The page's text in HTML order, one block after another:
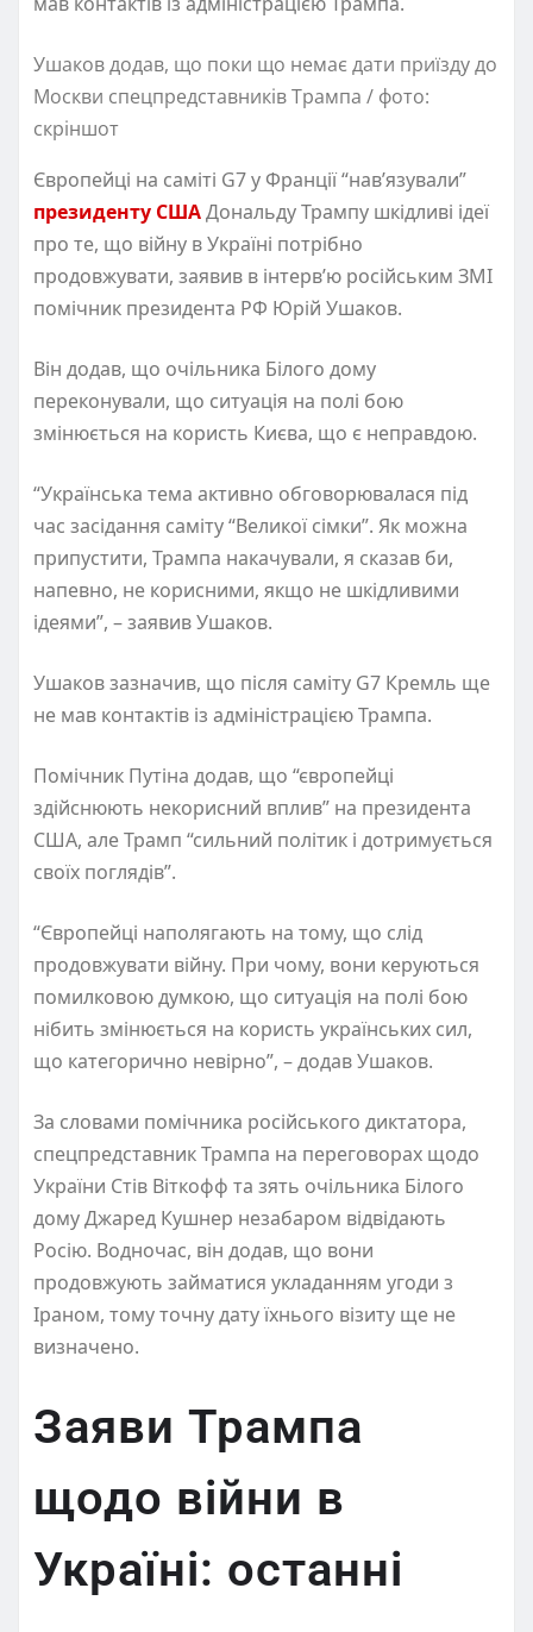
Ушаков додав, що поки що немає дати приїзду до
Москви спецпредставників Трампа / фото:
скріншот
Європейці на саміті G7 у Франції “нав’язували”
президенту СШАДональду Трампу шкідливі ідеї
про те, що війну в Україні потрібно
продовжувати, заявив в інтерв’ю російським ЗМІ
помічник президента РФ Юрій Ушаков.
Він додав, що очільника Білого дому
переконували, що ситуація на полі бою
змінюється на користь Києва, що є неправдою.
“Українська тема активно обговорювалася під
час засідання саміту “Великої сімки”. Як можна
припустити, Трампа накачували, я сказав би,
напевно, не корисними, якщо не шкідливими
ідеями”, – заявив Ушаков.
Ушаков зазначив, що після саміту G7 Кремль ще
не мав контактів із адміністрацією Трампа.
Помічник Путіна додав, що “європейці
здійснюють некорисний вплив” на президента
США, але Трамп “сильний політик і дотримується
своїх поглядів”.
“Європейці наполягають на тому, що слід
продовжувати війну. При чому, вони керуються
помилковою думкою, що ситуація на полі бою
нібить змінюється на користь українських сил,
що категорично невірно”, – додав Ушаков.
За словами помічника російського диктатора,
спецпредставник Трампа на переговорах щодо
України Стів Віткофф та зять очільника Білого
дому Джаред Кушнер незабаром відвідають
Росію. Водночас, він додав, що вони
продовжують займатися укладанням угоди з
Іраном, тому точну дату їхнього візиту ще не
визначено.
Заяви Трампа
щодо війни в
Україні: останні